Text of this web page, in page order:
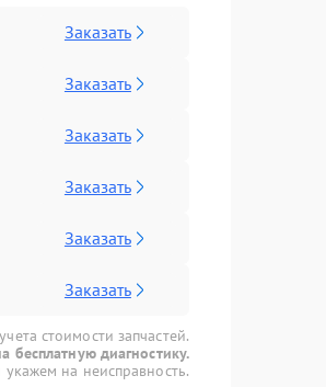
Заказать
Заказать
Заказать
Заказать
Заказать
Заказать
стоимости запчастей.
бесплатную диагностику.
на неисправность.